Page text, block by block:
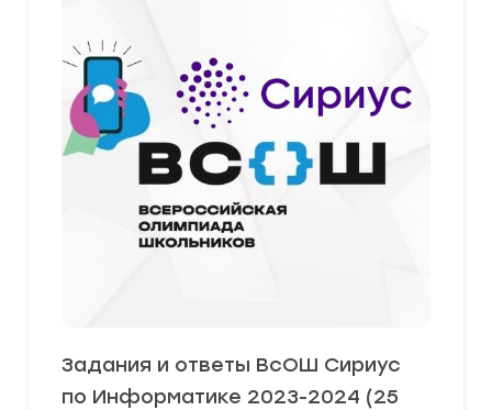
Задания и ответы ВсОШ Сириус
по Информатике 2023-2024 (25